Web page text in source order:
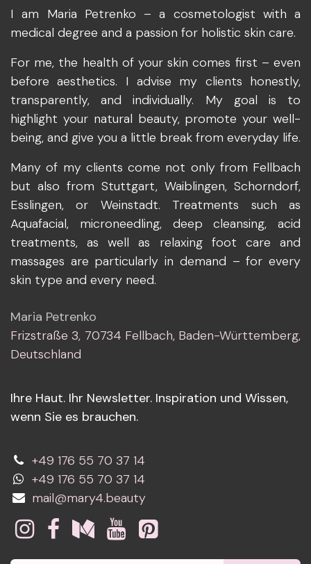
I am Maria Petrenko – a cosmetologist with a
medical degree and a passion for holistic skin care.
For me, the health of your skin comes first – even
before aesthetics. I advise my clients honestly,
transparently, and individually. My goal is to
highlight your natural beauty, promote your well-
being, and give you a little break from everyday life.
Many of my clients come not only from Fellbach
but also from Stuttgart, Waiblingen, Schorndorf,
Esslingen, or Weinstadt. Treatments such as
Aquafacial, microneedling, deep cleansing, acid
treatments, as well as relaxing foot care and
massages are particularly in demand – for every
skin type and every need.
Maria Petrenko
Frizstraße 3, 70734 Fellbach, Baden-Württemberg,
Deutschland
Ihre Haut. Ihr Newsletter. Inspiration und Wissen,
wenn Sie es brauchen.
+49 176 55 70 37 14
+49 176 55 70 37 14
mail@mary4.beauty